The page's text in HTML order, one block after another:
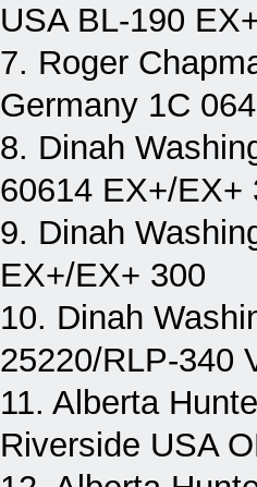
USA BL-190
7. Roger
Germany 1C
8. Dinah
60614 EX+/EX+
9. Dinah
EX+/EX+ 300
10. Dinah
25220/RLP-340
11. Alberta
Riverside USA